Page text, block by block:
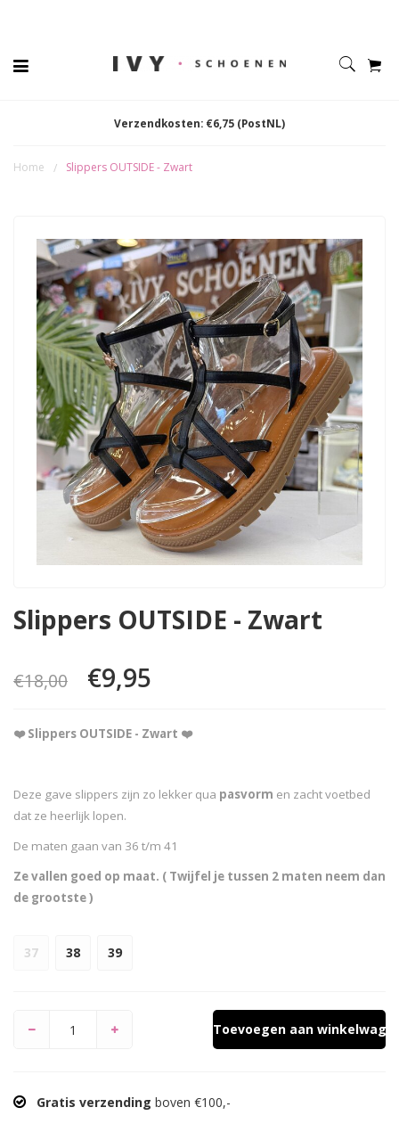
Verzendkosten: €6,75 (PostNL)
Home / Slippers OUTSIDE - Zwart
Slippers OUTSIDE - Zwart
€18,00 €9,95
❤️ Slippers OUTSIDE - Zwart ❤️
Deze gave slippers zijn zo lekker qua pasvorm en zacht voetbed
dat ze heerlijk lopen.
De maten gaan van 36 t/m 41
Ze vallen goed op maat. ( Twijfel je tussen 2 maten neem dan
de grootste )
37 38 39
Toevoegen aan
Gratis verzending boven €100,-